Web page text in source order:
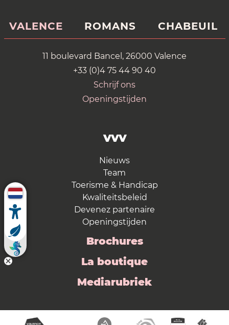
VALENCE ROMANS CHABEUIL
11 boulevard Bancel, 26000 Valence
+33 (0)4 75 44 90 40
Schrijf ons
Openingstijden
VVV
Nieuws
Team
Toerisme & Handicap
Kwaliteitsbeleid
Devenez partenaire
Openingstijden
Brochures
La boutique
Mediarubriek